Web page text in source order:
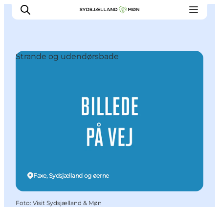
Byer og steder
Faxe, Sydsjælland og øerne
Strande og udendørsbade
Foto: Visit Sydsjælland & Møn